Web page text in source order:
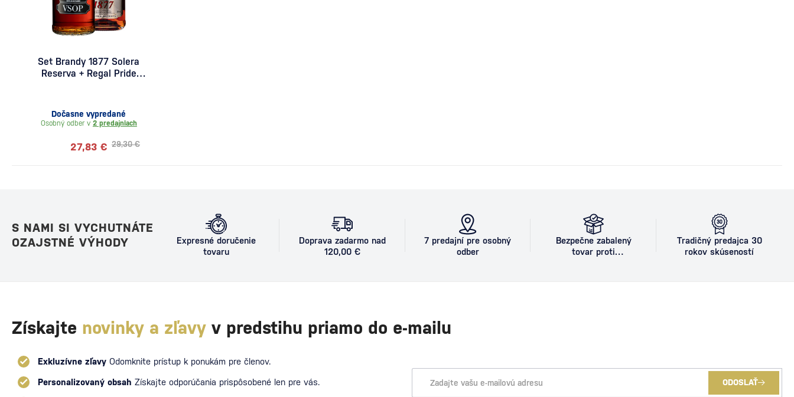
Set Brandy 1877 Solera
Reserva + Regal Pride
Dočasne vypredané
Osobný odber v 2 predajniach
29,30 €
27,83 €
S NAMI SI VYCHUTNÁTE
OZAJSTNÉ VÝHODY
Expresné doručenie
tovaru
Doprava zadarmo nad
120,00 €
7 predajní pre osobný
odber
Bezpečne zabalený
tovar proti
Tradičný predajca 30
rokov skúseností
Získajte novinky a zľavy v predstihu priamo do e-mailu
Exkluzívne zľavy Odomknite prístup k ponukám pre členov.
Personalizovaný obsah Získajte odporúčania prispôsobené len pre vás. ODOSLAŤ